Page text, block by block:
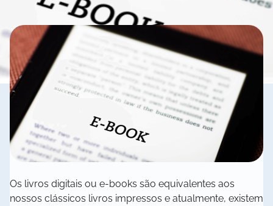
Os livros digitais ou e-books são equivalentes aos
nossos clássicos livros impressos e atualmente, existem